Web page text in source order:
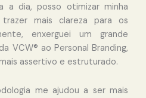
a dia, posso otimizar minha
mais clareza para os
enxerguei um grande
VCW® ao Personal Branding,
assertivo e estruturado.
me ajudou a ser mais